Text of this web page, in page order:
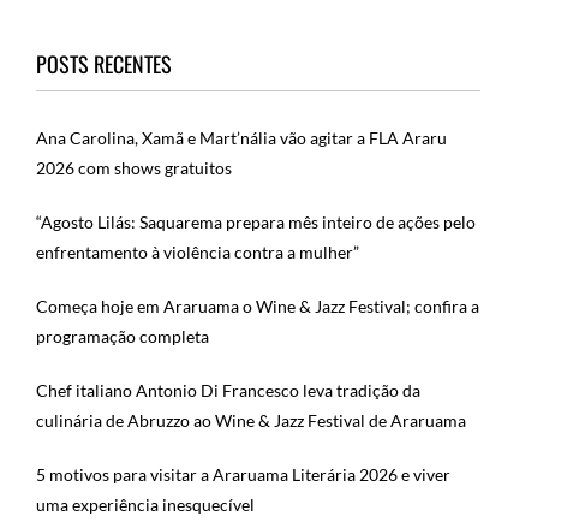
POSTS RECENTES
Ana Carolina, Xamã e Mart’nália vão agitar a FLA Araru
2026 com shows gratuitos
“Agosto Lilás: Saquarema prepara mês inteiro de ações pelo
enfrentamento à violência contra a mulher”
Começa hoje em Araruama o Wine & Jazz Festival; confira a
programação completa
Chef italiano Antonio Di Francesco leva tradição da
culinária de Abruzzo ao Wine & Jazz Festival de Araruama
5 motivos para visitar a Araruama Literária 2026 e viver
uma experiência inesquecível